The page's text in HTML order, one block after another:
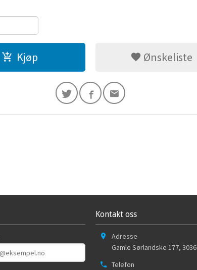
Kjøp Ønskeliste
Kontakt oss
Adresse
Gamle Sørlandske 177, 3036
Telefon